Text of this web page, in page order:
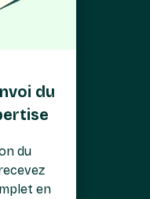
du
du
en